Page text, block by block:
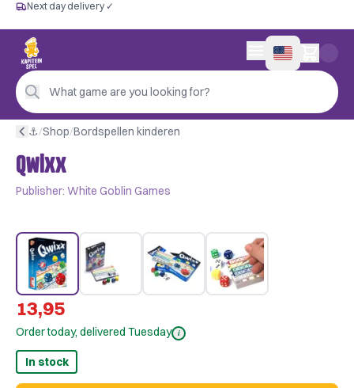
Free from €60
Next day delivery ✓
Personal advice
4,9/5 —
Next day delivery ✓
What game are you looking for?
0 items in cart
⚓︎/Shop/Bordspellen kinderen
Qwixx
Publisher: White Goblin Games
13,95
Order today, delivered Tuesday i
In stock